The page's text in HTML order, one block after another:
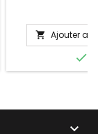
 Ajouter au

